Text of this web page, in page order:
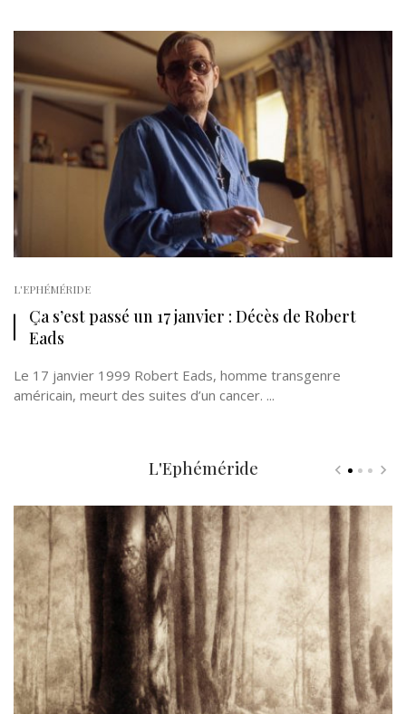
L'EPHÉMÉRIDE
Ça s’est passé un 17 janvier : Décès de Robert
Eads
Le 17 janvier 1999 Robert Eads, homme transgenre
américain, meurt des suites d’un cancer. ...
L'Ephéméride